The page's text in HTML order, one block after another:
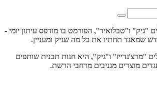
"גיק" ו"טבלואיד", הפורמט בו מודפס עיתון יומי -
שמאגד תחתיו את כל מה שגיק ומעניין.
"מרצ'נדייז" ו"גיק", היא חנות תכנית שותפים